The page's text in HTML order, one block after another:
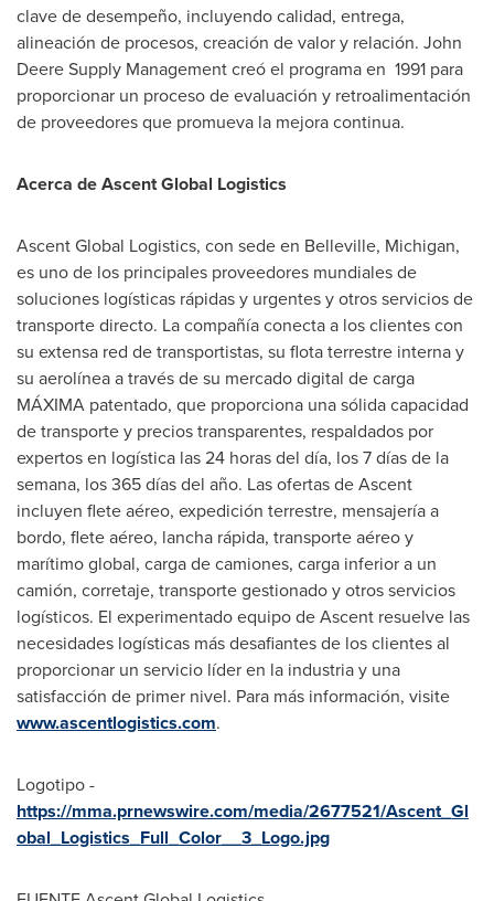
clave de desempeño, incluyendo calidad, entrega,
alineación de procesos, creación de valor y relación. John
Deere Supply Management creó el programa en 1991 para
proporcionar un proceso de evaluación y retroalimentación
de proveedores que promueva la mejora continua.
Acerca de Ascent Global Logistics
Ascent Global Logistics, con sede en Belleville, Michigan,
es uno de los principales proveedores mundiales de
soluciones logísticas rápidas y urgentes y otros servicios de
transporte directo. La compañía conecta a los clientes con
su extensa red de transportistas, su flota terrestre interna y
su aerolínea a través de su mercado digital de carga
MÁXIMA patentado, que proporciona una sólida capacidad
de transporte y precios transparentes, respaldados por
expertos en logística las 24 horas del día, los 7 días de la
semana, los 365 días del año. Las ofertas de Ascent
incluyen flete aéreo, expedición terrestre, mensajería a
bordo, flete aéreo, lancha rápida, transporte aéreo y
marítimo global, carga de camiones, carga inferior a un
camión, corretaje, transporte gestionado y otros servicios
logísticos. El experimentado equipo de Ascent resuelve las
necesidades logísticas más desafiantes de los clientes al
proporcionar un servicio líder en la industria y una
satisfacción de primer nivel. Para más información, visite
www.ascentlogistics.com.
Logotipo -
https://mma.prnewswire.com/media/2677521/Ascent_Gl
obal_Logistics_Full_Color__3_Logo.jpg